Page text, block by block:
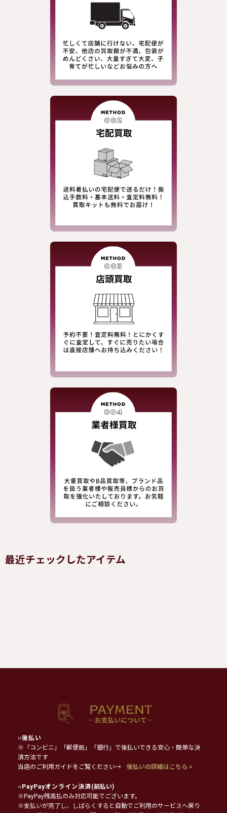
最近チェックしたアイテム
○後払い
※「コンビニ」「郵便局」「銀行」で後払いできる安心・簡単な決
済方法です
当店のご利用ガイドをご覧ください→
後払いの詳細はこちら >
○PayPayオンライン決済(前払い)
※PayPay残高払のみ対応可能でございます。
※支払いが完了し、しばらくすると自動でご利用のサービスへ戻り